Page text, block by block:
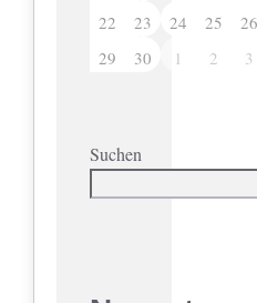
22
23 24 25 26
29
30 1 2 3
Suchen